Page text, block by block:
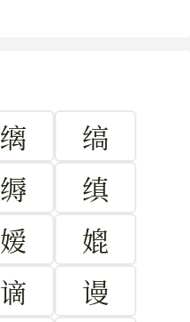
缡
缟
缛
缜
嫒
媲
谪
谩